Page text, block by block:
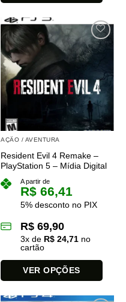
AÇÃO / AVENTURA
Resident Evil 4 Remake –
PlayStation 5 – Mídia Digital
A partir de
R$ 66,41
5% desconto no PIX
R$ 69,90
3x de R$ 24,71 no
cartão
VER OPÇÕES
produto